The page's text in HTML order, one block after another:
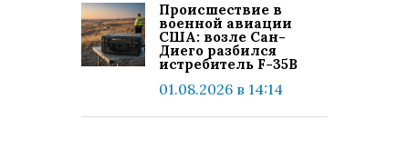
Происшествие в
военной авиации
США: возле Сан-
Диего разбился
истребитель F-35B
01.08.2026 в 14:14